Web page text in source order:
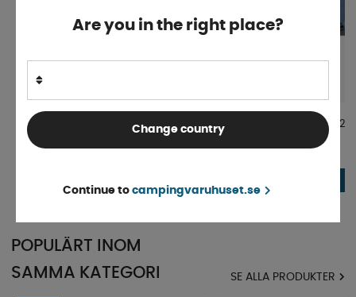
Doréma Monza Annex Deluxe
250x150
Doréma Stormbandset 2-
POPULÄRT INOM
SAMMA KATEGORI
SE ALLA PRODUKTER
Are you in the right place?
Change country
Continue to campingvaruhuset.se